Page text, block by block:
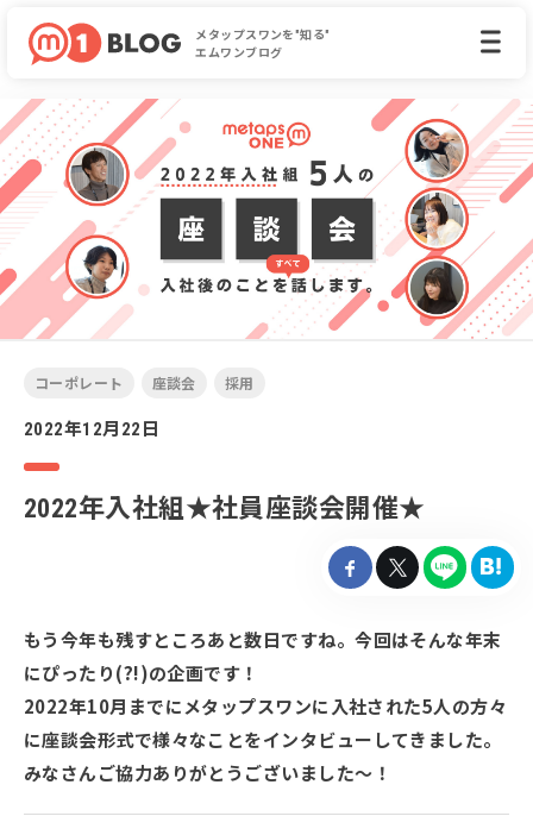
メタップスワンを"知る"
エムワンブログ
コーポレート 座談会 採用
2022年12月22日
2022年入社組★社員座談会開催★

もう今年も残すところあと数日ですね。今回はそんな年末
にぴったり(?!)の企画です！
2022年10月までにメタップスワンに入社された5人の方々
に座談会形式で様々なことをインタビューしてきました。
みなさんご協力ありがとうございました～！